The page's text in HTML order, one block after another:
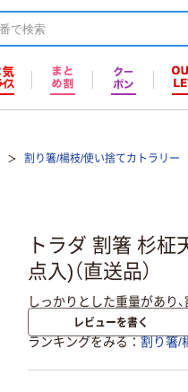
割り箸/楊枝/使い捨てカトラリー
トラダ 割箸 杉柾
点入)（直送品）
しっかりとした重量があり
レビューを書く
ランキングをみる 割り箸/